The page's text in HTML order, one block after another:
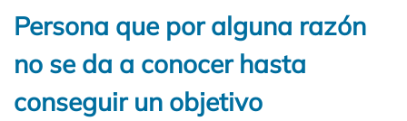
Persona que por alguna razón
no se da a conocer hasta
conseguir un objetivo